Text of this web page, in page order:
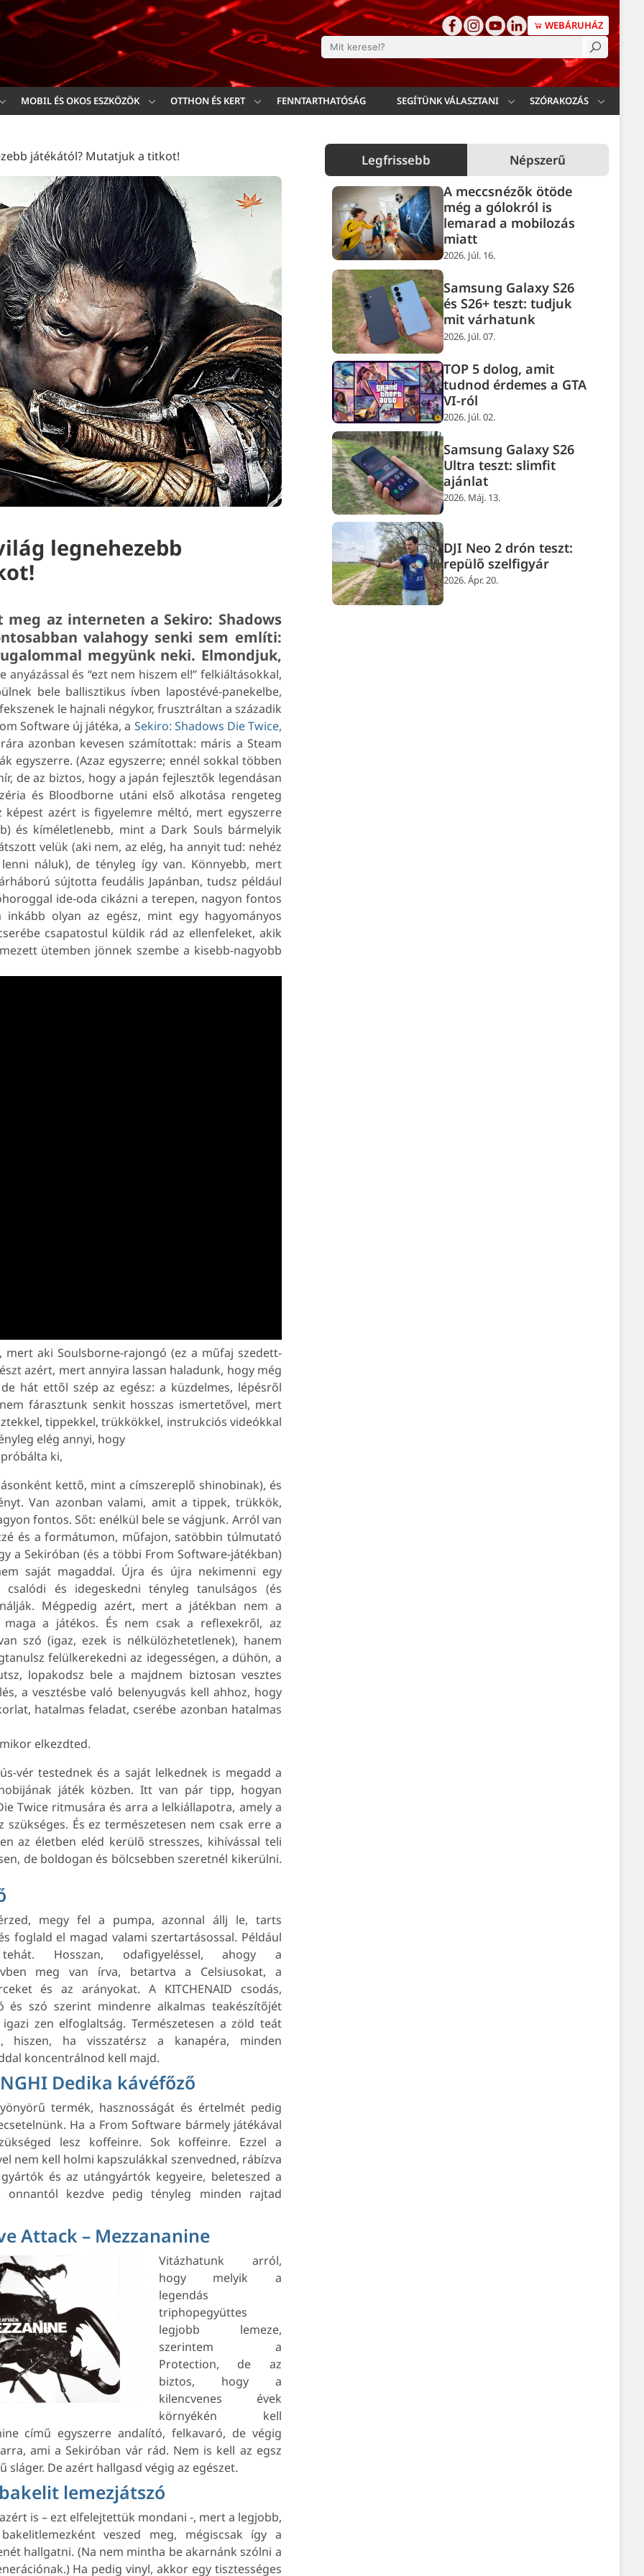
WEBÁRUHÁZ
Keresés
MOBIL ÉS OKOS ESZKÖZÖK OTTHON ÉS KERT FENNTARTHATÓSÁG SEGÍTÜNK VÁLASZTANI SZÓRAKOZÁS
játékától? Mutatjuk a titkot!
legnehezebb
az interneten a Sekiro: Shadows
valahogy senki sem említi:
megyünk neki. Elmondjuk,
anyázással és “ezt nem hiszem el!” felkiáltásokkal,
bele ballisztikus ívben lapostévé-panekelbe,
le hajnali négykor, frusztráltan a századik
Software új játéka, a Sekiro: Shadows Die Twice,
azonban kevesen számítottak: máris a Steam
egyszerre. (Azaz egyszerre; ennél sokkal többen
de az biztos, hogy a japán fejlesztők legendásan
és Bloodborne utáni első alkotása rengeteg
azért is figyelemre méltó, mert egyszerre
és kíméletlenebb, mint a Dark Souls bármelyik
velük (aki nem, az elég, ha annyit tud: nehéz
náluk), de tényleg így van. Könnyebb, mert
sújtotta feudális Japánban, tudsz például
ide-oda cikázni a terepen, nagyon fontos
olyan az egész, mint egy hagyományos
csapatostul küldik rád az ellenfeleket, akik
ütemben jönnek szembe a kisebb-nagyobb
aki Soulsborne-rajongó (ez a műfaj szedett-
azért, mert annyira lassan haladunk, hogy még
hát ettől szép az egész: a küzdelmes, lépésről
fárasztunk senkit hosszas ismertetővel, mert
tippekkel, trükkökkel, instrukciós videókkal
elég annyi, hogy
ki,
kettő, mint a címszereplő shinobinak), és
Van azonban valami, amit a tippek, trükkök,
fontos. Sőt: enélkül bele se vágjunk. Arról van
és a formátumon, műfajon, satöbbin túlmutató
a Sekiróban (és a többi From Software-játékban)
saját magaddal. Újra és újra nekimenni egy
és idegeskedni tényleg tanulságos (és
Mégpedig azért, mert a játékban nem a
a játékos. És nem csak a reflexekről, az
szó (igaz, ezek is nélkülözhetetlenek), hanem
felülkerekedni az idegességen, a dühön, a
lopakodsz bele a majdnem biztosan vesztes
a vesztésbe való belenyugvás kell ahhoz, hogy
hatalmas feladat, cserébe azonban hatalmas
elkezdted.
vér testednek és a saját lelkednek is megadd a
játék közben. Itt van pár tipp, hogyan
Twice ritmusára és arra a lelkiállapotra, amely a
És ez természetesen nem csak erre a
az életben eléd kerülő stresszes, kihívással teli
de boldogan és bölcsebben szeretnél kikerülni.
megy fel a pumpa, azonnal állj le, tarts
foglald el magad valami szertartásossal. Például
Hosszan, odafigyeléssel, ahogy a
meg van írva, betartva a Celsiusokat, a
és az arányokat. A KITCHENAID csodás,
és szó szerint mindenre alkalmas teakészítőjét
igazi zen elfoglaltság. Természetesen a zöld teát
hiszen, ha visszatérsz a kanapéra, minden
koncentrálnod kell majd.
Dedika kávéfőző
termék, hasznosságát és értelmét pedig
Ha a From Software bármely játékával
lesz koffeinre. Sok koffeinre. Ezzel a
nem kell holmi kapszulákkal szenvedned, rábízva
és az utángyártók kegyeire, beleteszed a
onnantól kezdve pedig tényleg minden rajtad
Attack – Mezzananine
Vitázhatunk arról,
hogy melyik a
legendás
triphopegyüttes
legjobb lemeze,
szerintem a
Protection, de az
biztos, hogy a
kilencvenes évek
környékén kell
című egyszerre andalító, felkavaró, de végig
ami a Sekiróban vár rád. Nem is kell az egsz
De azért hallgasd végig az egészet.
bakelit lemezjátszó
is – ezt elfelejtettük mondani -, mert a legjobb,
veszed meg, mégiscsak így a
hallgatni. (Na nem mintha be akarnánk szólni a
Ha pedig vinyl, akkor egy tisztességes
Legfrissebb Népszerű
A meccsnézők ötöde
még a gólokról is
lemarad a mobilozás
miatt
2026. Júl. 16.
Samsung Galaxy S26
és S26+ teszt: tudjuk
mit várhatunk
2026. Júl. 07.
TOP 5 dolog, amit
tudnod érdemes a GTA
VI-ról
2026. Júl. 02.
Samsung Galaxy S26
Ultra teszt: slimfit
ajánlat
2026. Máj. 13.
DJI Neo 2 drón teszt:
repülő szelfigyár
2026. Ápr. 20.